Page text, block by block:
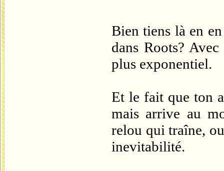
Bien tiens là en
dans Roots?
plus exponentiel.
Et le fait que ton
mais arrive au
relou qui traîne,
inevitabilité.